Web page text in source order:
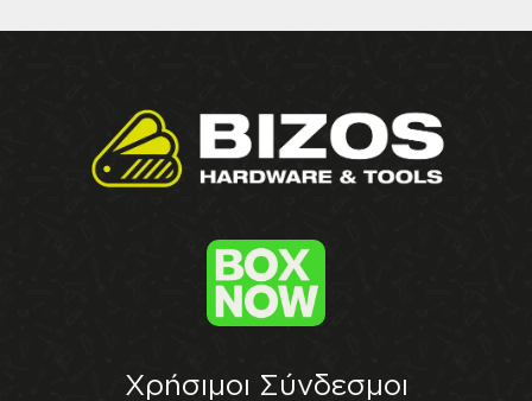
Χρήσιμοι Σύνδεσμοι